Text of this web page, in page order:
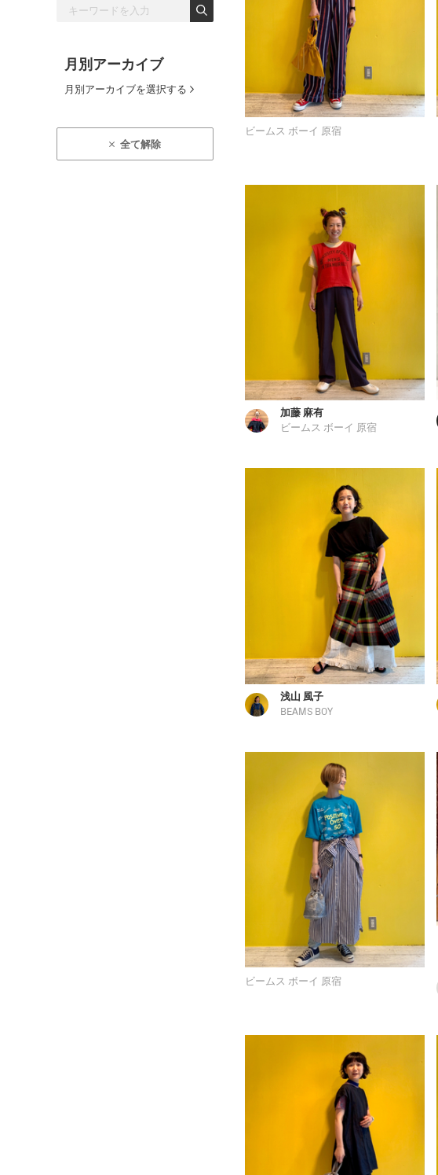
月別アーカイブ
月別アーカイブを選択する
全て解除
ビームス ボーイ 原宿
加藤 麻有
ビームス ボーイ 原宿
浅山 風子
BEAMS BOY
ビームス ボーイ 原宿